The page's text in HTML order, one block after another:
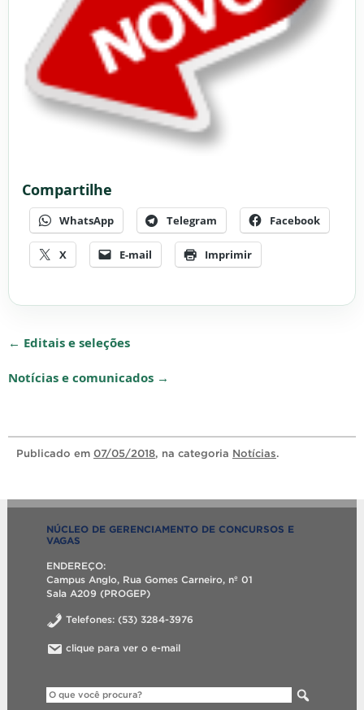
Compartilhe
WhatsApp Telegram Facebook
X E-mail Imprimir
← Editais e seleções
Notícias e comunicados →
Publicado em 07/05/2018, na categoria Notícias.
NÚCLEO DE GERENCIAMENTO DE CONCURSOS E
VAGAS
ENDEREÇO:
Campus Anglo, Rua Gomes Carneiro, nº 01
Sala A209 (PROGEP)
Telefones: (53) 3284-3976
clique para ver o e-mail